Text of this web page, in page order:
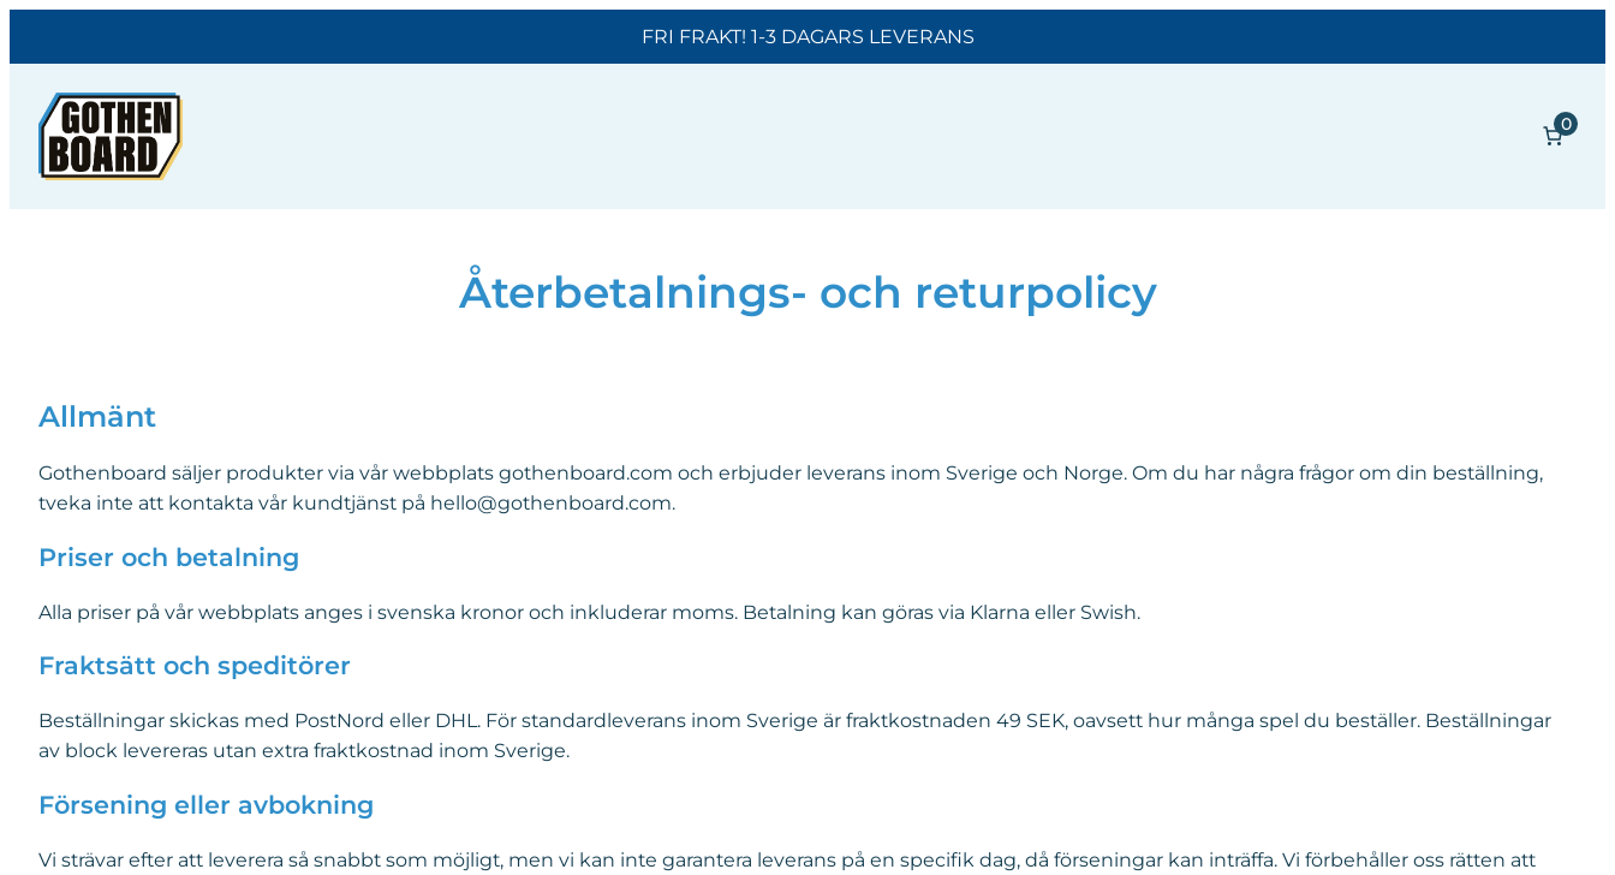
FRI FRAKT! 1-3 DAGARS LEVERANS
innehåll
0
Återbetalnings- och returpolicy
Allmänt
Gothenboard säljer produkter via vår webbplats gothenboard.com och erbjuder leverans inom Sverige och Norge. Om du har några frågor om din beställning,
tveka inte att kontakta vår kundtjänst på hello@gothenboard.com.
Priser och betalning
Alla priser på vår webbplats anges i svenska kronor och inkluderar moms. Betalning kan göras via Klarna eller Swish.
Fraktsätt och speditörer
Beställningar skickas med PostNord eller DHL. För standardleverans inom Sverige är fraktkostnaden 49 SEK, oavsett hur många spel du beställer. Beställningar
av block levereras utan extra fraktkostnad inom Sverige.
Försening eller avbokning
Vi strävar efter att leverera så snabbt som möjligt, men vi kan inte garantera leverans på en specifik dag, då förseningar kan inträffa. Vi förbehåller oss rätten att